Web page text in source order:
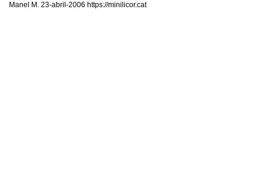
Manel M. 23-abril-2006 https://minilicor.cat